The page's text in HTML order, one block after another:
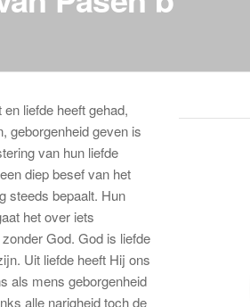
liefde heeft gehad,
geborgenheid geven is
van hun liefde
diep besef van het
steeds bepaalt. Hun
het over iets
God. God is liefde
Uit liefde heeft Hij ons
als mens geborgenheid
alle narigheid toch de